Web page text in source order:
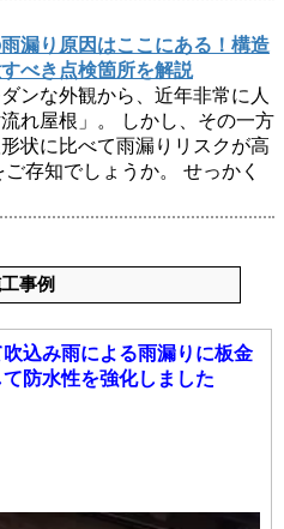
漏り原因はここにある！構造
べき点検箇所を解説
ンな外観から、近年非常に人
れ屋根」。 しかし、その一方
状に比べて雨漏りリスクが高
存知でしょうか。 せっかく
事例
込み雨による雨漏りに板金
防水性を強化しました